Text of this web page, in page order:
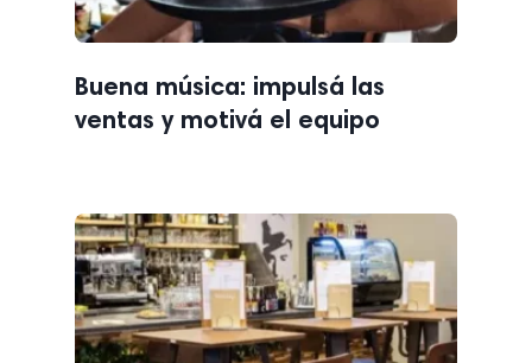
Buena música: impulsá las
ventas y motivá el equipo